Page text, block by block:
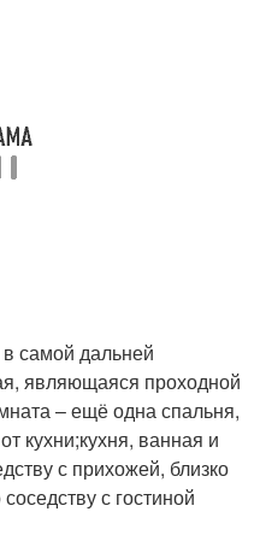
самой дальней
являющаяся проходной
– ещё одна спальня,
кухни;кухня, ванная и
с прихожей, близко
с гостиной